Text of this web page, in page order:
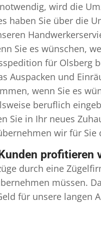
wird die
haben Sie über die
Sie es wünschen,
für Olsberg
Auspacken und
wenn Sie es
beruflich
Sie in Ihr neues
wir für Sie
profitieren
durch eine
müssen.
für unsere langen